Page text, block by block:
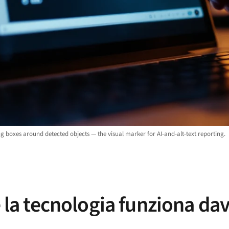
around detected objects — the visual marker for AI-and-alt-text reporting.
tecnologia funziona